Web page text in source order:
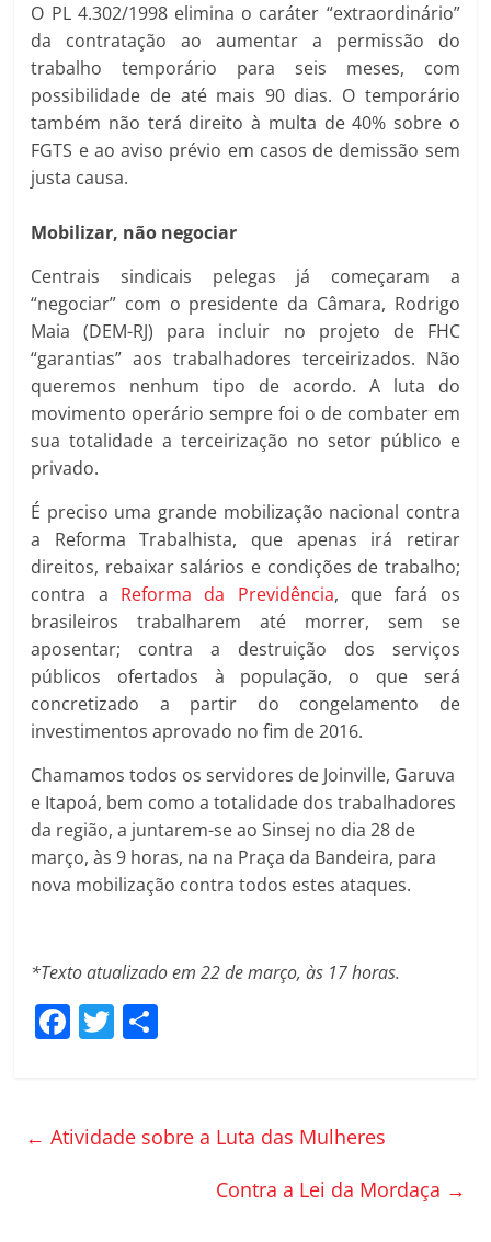
O PL 4.302/1998 elimina o caráter “extraordinário”
da contratação ao aumentar a permissão do
trabalho temporário para seis meses, com
possibilidade de até mais 90 dias. O temporário
também não terá direito à multa de 40% sobre o
FGTS e ao aviso prévio em casos de demissão sem
justa causa.
Mobilizar, não negociar
Centrais sindicais pelegas já começaram a
“negociar” com o presidente da Câmara, Rodrigo
Maia (DEM-RJ) para incluir no projeto de FHC
“garantias” aos trabalhadores terceirizados. Não
queremos nenhum tipo de acordo. A luta do
movimento operário sempre foi o de combater em
sua totalidade a terceirização no setor público e
privado.
É preciso uma grande mobilização nacional contra
a Reforma Trabalhista, que apenas irá retirar
direitos, rebaixar salários e condições de trabalho;
contra a Reforma da Previdência, que fará os
brasileiros trabalharem até morrer, sem se
aposentar; contra a destruição dos serviços
públicos ofertados à população, o que será
concretizado a partir do congelamento de
investimentos aprovado no fim de 2016.
Chamamos todos os servidores de Joinville, Garuva
e Itapoá, bem como a totalidade dos trabalhadores
da região, a juntarem-se ao Sinsej no dia 28 de
março, às 9 horas, na na Praça da Bandeira, para
nova mobilização contra todos estes ataques.
*Texto atualizado em 22 de março, às 17 horas.
F
e
T
er p
← Atividade sobre a Luta das Mulheres
Contra a Lei da Mordaça →